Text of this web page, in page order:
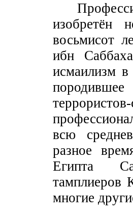
изобретён
восьмисот
ибн
исмаилизм в
всю
разное
Египта
тамплиеров
многие